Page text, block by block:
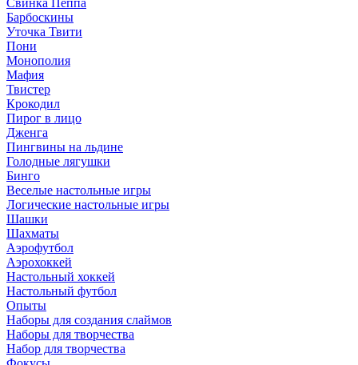
Свинка Пеппа
Барбоскины
Уточка Твити
Пони
Монополия
Мафия
Твистер
Крокодил
Пирог в лицо
Дженга
Пингвины на льдине
Голодные лягушки
Бинго
Веселые настольные игры
Логические настольные игры
Шашки
Шахматы
Аэрофутбол
Аэрохоккей
Настольный хоккей
Настольный футбол
Опыты
Наборы для создания слаймов
Наборы для творчества
Набор для творчества